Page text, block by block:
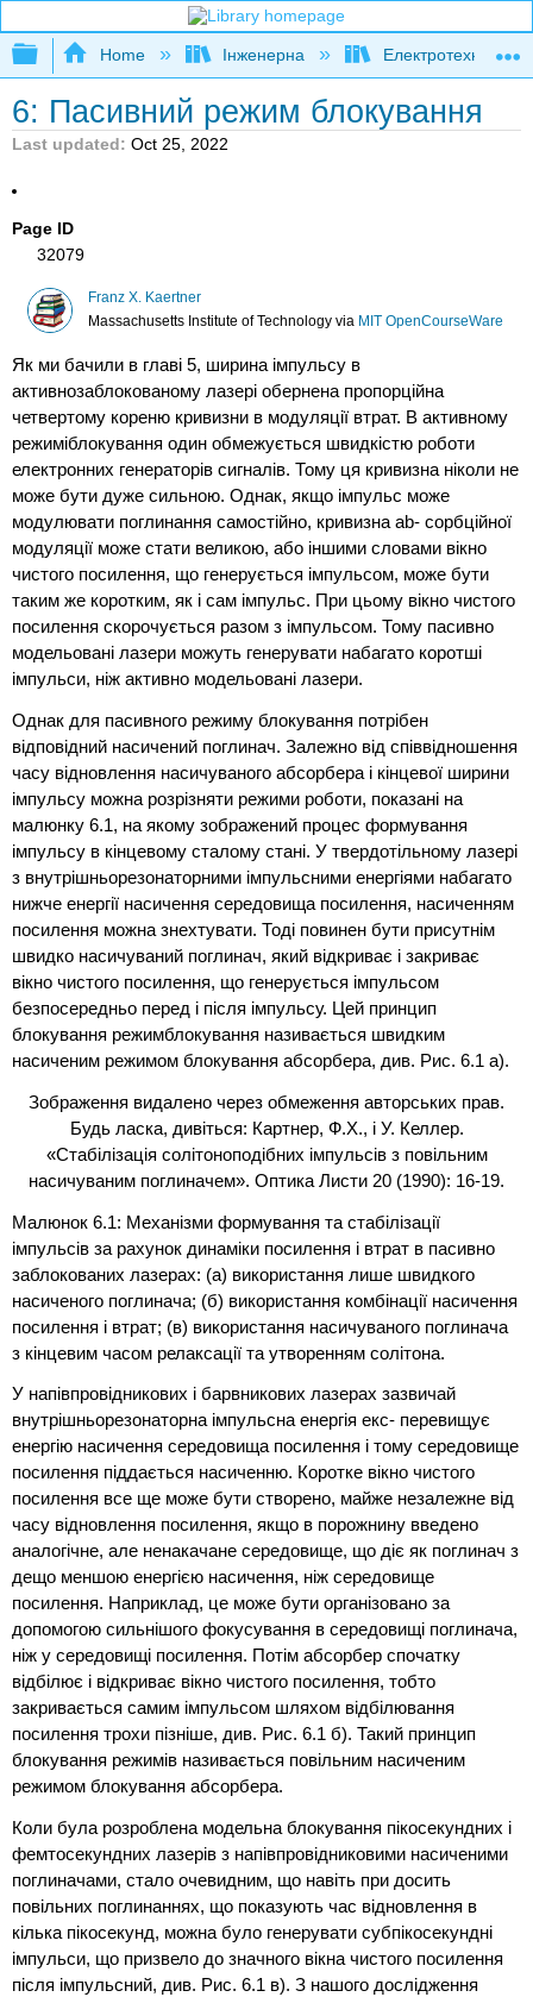
Expand/collapse global hierarchy
Home Інженерна Електротехніка
6: Пасивний режим блокування
Last updated Oct 25, 2022
Page ID
32079
Franz X. Kaertner
Massachusetts Institute of Technologyvia MIT OpenCourseWare
Як ми бачили в главі 5, ширина імпульсу в
активнозаблокованому лазері обернена пропорційна
четвертому кореню кривизни в модуляції втрат. В активному
режиміблокування один обмежується швидкістю роботи
електронних генераторів сигналів. Тому ця кривизна ніколи не
може бути дуже сильною. Однак, якщо імпульс може
модулювати поглинання самостійно, кривизна ab- сорбційної
модуляції може стати великою, або іншими словами вікно
чистого посилення, що генерується імпульсом, може бути
таким же коротким, як і сам імпульс. При цьому вікно чистого
посилення скорочується разом з імпульсом. Тому пасивно
модельовані лазери можуть генерувати набагато коротші
імпульси, ніж активно модельовані лазери.
Однак для пасивного режиму блокування потрібен
відповідний насичений поглинач. Залежно від співвідношення
часу відновлення насичуваного абсорбера і кінцевої ширини
імпульсу можна розрізняти режими роботи, показані на
малюнку 6.1, на якому зображений процес формування
імпульсу в кінцевому сталому стані. У твердотільному лазері
з внутрішньорезонаторними імпульсними енергіями набагато
нижче енергії насичення середовища посилення, насиченням
посилення можна знехтувати. Тоді повинен бути присутнім
швидко насичуваний поглинач, який відкриває і закриває
вікно чистого посилення, що генерується імпульсом
безпосередньо перед і після імпульсу. Цей принцип
блокування режимблокування називається швидким
насиченим режимом блокування абсорбера, див. Рис. 6.1 а).
Зображення видалено через обмеження авторських прав.
Будь ласка, дивіться: Картнер, Ф.Х., і У. Келлер.
«Стабілізація солітоноподібних імпульсів з повільним
насичуваним поглиначем». Оптика Листи 20 (1990): 16-19.
Малюнок 6.1: Механізми формування та стабілізації
імпульсів за рахунок динаміки посилення і втрат в пасивно
заблокованих лазерах: (а) використання лише швидкого
насиченого поглинача; (б) використання комбінації насичення
посилення і втрат; (в) використання насичуваного поглинача
з кінцевим часом релаксації та утворенням солітона.
У напівпровідникових і барвникових лазерах зазвичай
внутрішньорезонаторна імпульсна енергія екс- перевищує
енергію насичення середовища посилення і тому середовище
посилення піддається насиченню. Коротке вікно чистого
посилення все ще може бути створено, майже незалежне від
часу відновлення посилення, якщо в порожнину введено
аналогічне, але ненакачане середовище, що діє як поглинач з
дещо меншою енергією насичення, ніж середовище
посилення. Наприклад, це може бути організовано за
допомогою сильнішого фокусування в середовищі поглинача,
ніж у середовищі посилення. Потім абсорбер спочатку
відбілює і відкриває вікно чистого посилення, тобто
закривається самим імпульсом шляхом відбілювання
посилення трохи пізніше, див. Рис. 6.1 б). Такий принцип
блокування режимів називається повільним насиченим
режимом блокування абсорбера.
Коли була розроблена модельна блокування пікосекундних і
фемтосекундних лазерів з напівпровідниковими насиченими
поглиначами, стало очевидним, що навіть при досить
повільних поглинаннях, що показують час відновлення в
кілька пікосекунд, можна було генерувати субпікосекундні
імпульси, що призвело до значного вікна чистого посилення
після імпульсний, див. Рис. 6.1 в). З нашого дослідження